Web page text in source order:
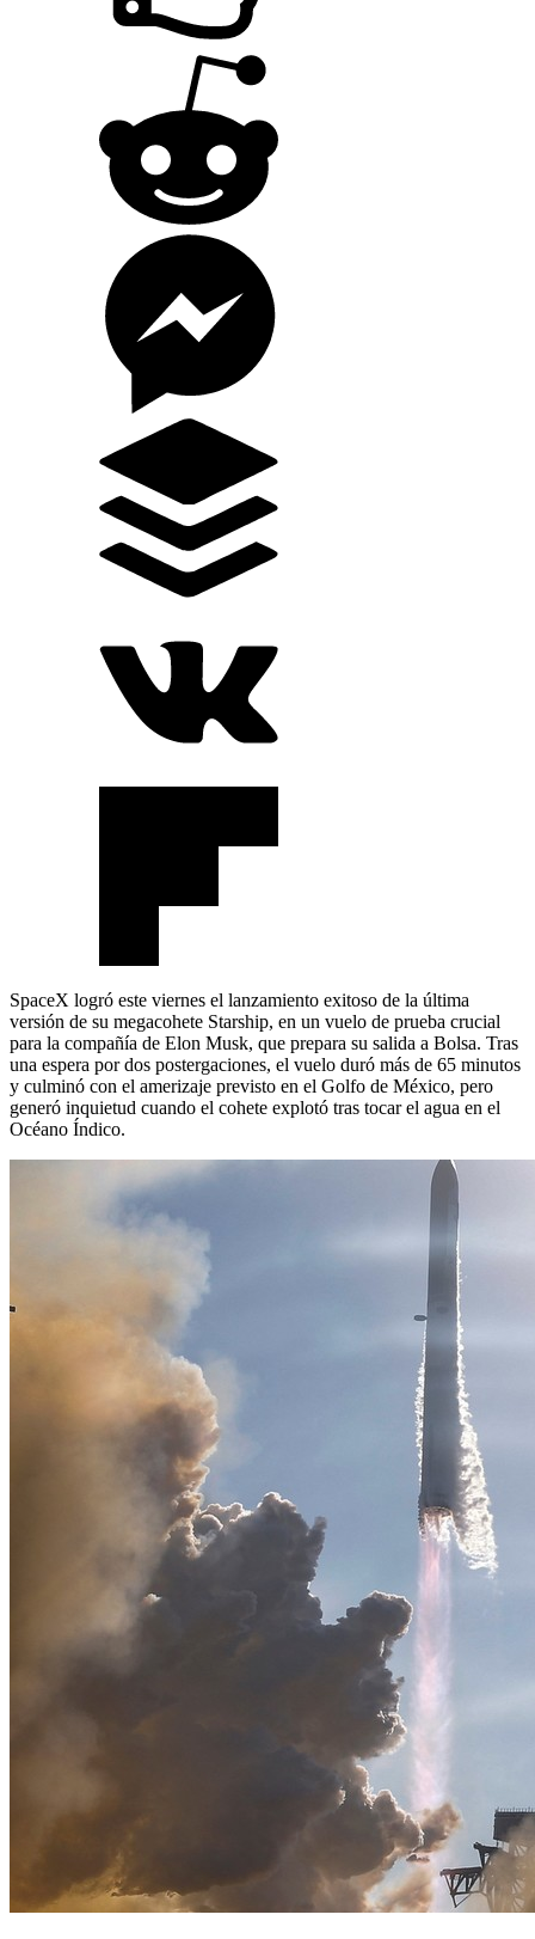
SpaceX logró este viernes el lanzamiento exitoso de la última
versión de su megacohete Starship, en un vuelo de prueba crucial
para la compañía de Elon Musk, que prepara su salida a Bolsa. Tras
una espera por dos postergaciones, el vuelo duró más de 65 minutos
y culminó con el amerizaje previsto en el Golfo de México, pero
generó inquietud cuando el cohete explotó tras tocar el agua en el
Océano Índico.